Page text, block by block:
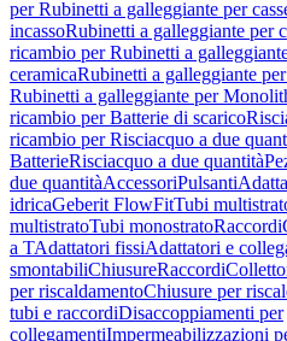
per Rubinetti a galleggiante per
incassoRubinetti a galleggiante per
ricambio per Rubinetti a
ceramicaRubinetti a galleggiante
Rubinetti a galleggiante per
ricambio per Batterie di scarico
ricambio per Risciacquo a due
BatterieRisciacquo a due quantità
due quantitàAccessoriPulsanti
idricaGeberit FlowFitTubi
multistratoTubi monostratoRaccordi
a TAdattatori fissiAdattatori e
smontabiliChiusureRaccordi
per riscaldamentoChiusure per
tubi e raccordiDisaccoppiamenti per
collegamentiImpermeabilizzazioni